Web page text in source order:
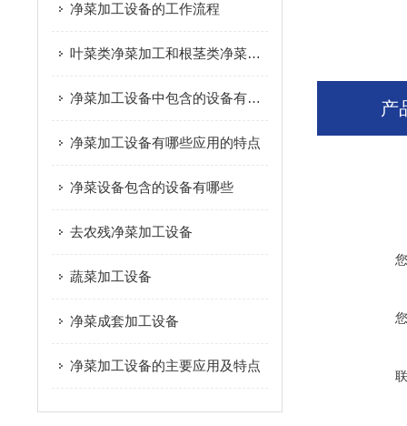
净菜加工设备的工作流程
叶菜类净菜加工和根茎类净菜加工这个两种模式的区别是什么？
净菜加工设备中包含的设备有哪些
净菜加工设备有哪些应用的特点
净菜设备包含的设备有哪些
去农残净菜加工设备
蔬菜加工设备
净菜成套加工设备
净菜加工设备的主要应用及特点
产